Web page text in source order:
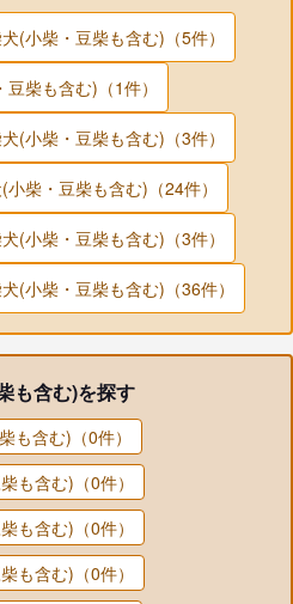
(小柴・豆柴も含む)（5件）
柴も含む)（1件）
(小柴・豆柴も含む)（3件）
柴・豆柴も含む)（24件）
(小柴・豆柴も含む)（3件）
(小柴・豆柴も含む)（36件）
も含む)を探す
も含む)（0件）
も含む)（0件）
も含む)（0件）
も含む)（0件）